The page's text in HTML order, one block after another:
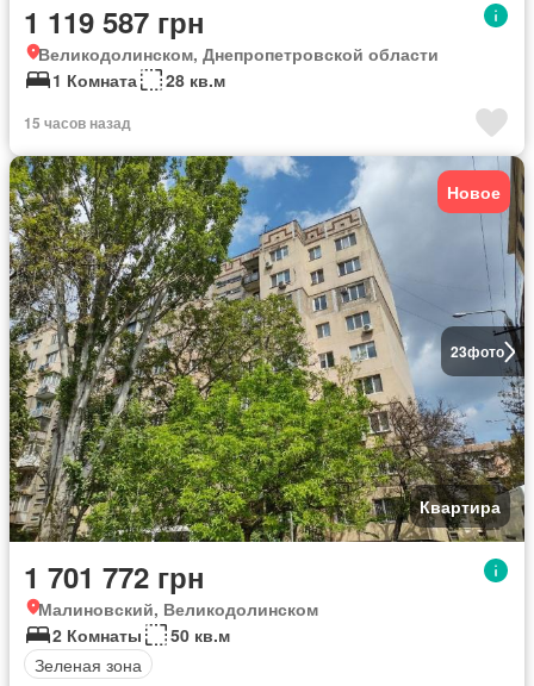
1 119 587 грн
Великодолинском, Днепропетровской области
1 Комната
28 кв.м
15 часов назад
23фото
Новое
Квартира
1 701 772 грн
Малиновский, Великодолинском
2 Комнаты
50 кв.м
Зеленая зона